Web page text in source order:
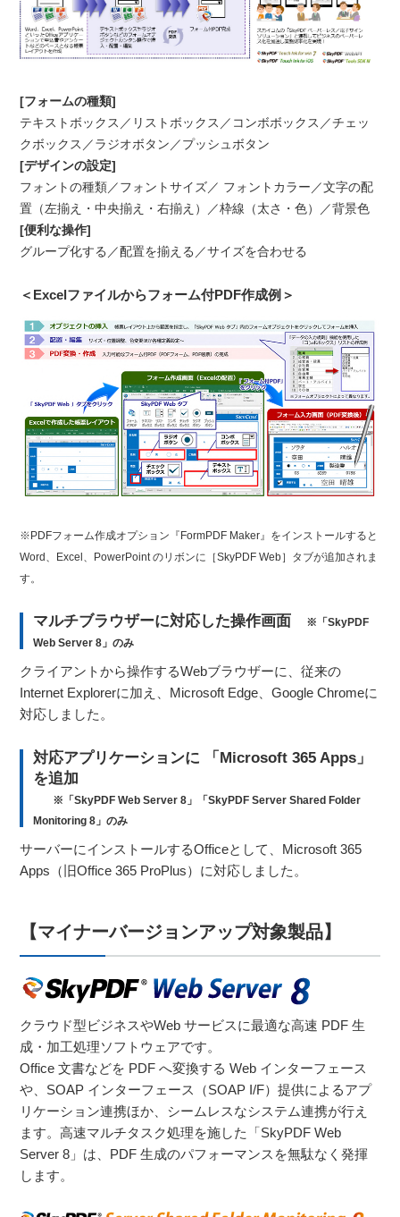
[フォームの種類]
テキストボックス／リストボックス／コンボボックス／チェッ
クボックス／ラジオボタン／プッシュボタン
[デザインの設定]
フォントの種類／フォントサイズ／ フォントカラー／文字の配
置（左揃え・中央揃え・右揃え）／枠線（太さ・色）／背景色
[便利な操作]
グループ化する／配置を揃える／サイズを合わせる
＜Excelファイルからフォーム付PDF作成例＞
※PDFフォーム作成オプション『FormPDF Maker』をインストールすると
Word、Excel、PowerPoint のリボンに［SkyPDF Web］タブが追加されま
す。
マルチブラウザーに対応した操作画面
※「SkyPDF
Web Server 8」のみ
クライアントから操作するWebブラウザーに、従来の
Internet Explorerに加え、Microsoft Edge、Google Chromeに
対応しました。
対応アプリケーションに 「Microsoft 365 Apps」
を追加
※「SkyPDF Web Server 8」「SkyPDF Server Shared Folder
Monitoring 8」のみ
サーバーにインストールするOfficeとして、Microsoft 365
Apps（旧Office 365 ProPlus）に対応しました。
【マイナーバージョンアップ対象製品】
クラウド型ビジネスやWeb サービスに最適な高速 PDF 生
成・加工処理ソフトウェアです。
Office 文書などを PDF へ変換する Web インターフェース
や、SOAP インターフェース（SOAP I/F）提供によるアプ
リケーション連携ほか、シームレスなシステム連携が行え
ます。高速マルチタスク処理を施した「SkyPDF Web
Server 8」は、PDF 生成のパフォーマンスを無駄なく発揮
します。